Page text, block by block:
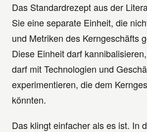
Das Standardrezept aus der
Sie eine separate Einheit, die
und Metriken des Kerngeschäfts
Diese Einheit darf
darf mit Technologien und
experimentieren, die dem
könnten.
Das klingt einfacher als es ist. In